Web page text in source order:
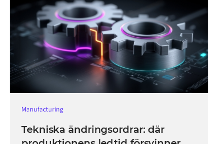
Manufacturing
Tekniska ändringsordrar: där